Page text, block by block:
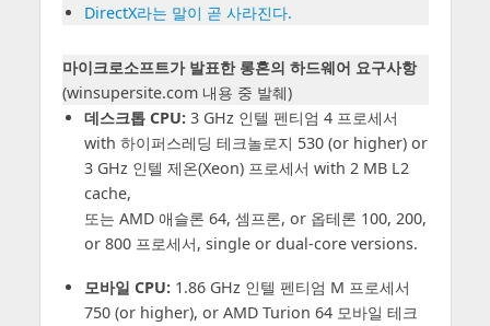
DirectX라는 말이 곧 사라진다.
마이크로소프트가 발표한 롱혼의 하드웨어 요구사항
(winsupersite.com 내용 중 발췌)
데스크톱 CPU:3 GHz 인텔 펜티엄 4 프로세서
with 하이퍼스레딩 테크놀로지 530 (or higher) or
3 GHz 인텔 제온(Xeon) 프로세서 with 2 MB L2
cache,
또는 AMD 애슬론 64, 셈프론, or 옵테론 100, 200,
or 800 프로세서, single or dual-core versions.
모바일 CPU:1.86 GHz 인텔 펜티엄 M 프로세서
750 (or higher), or AMD Turion 64 모바일 테크